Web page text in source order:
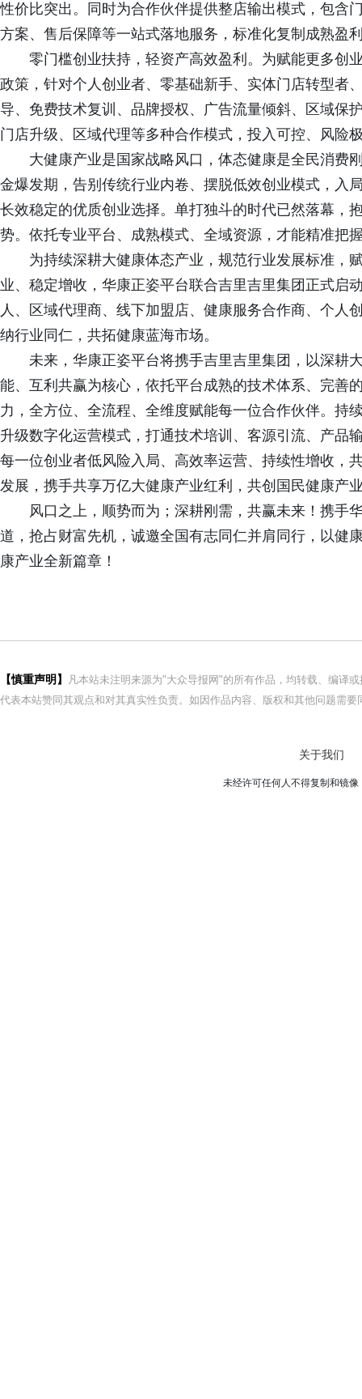
性价比突出。同时为合作伙伴提供整店输出模式，包含
方案、售后保障等一站式落地服务，标准化复制成熟盈
零门槛创业扶持，轻资产高效盈利。为赋能更多创
政策，针对个人创业者、零基础新手、实体门店转型者
导、免费技术复训、品牌授权、广告流量倾斜、区域保
门店升级、区域代理等多种合作模式，投入可控、风险
大健康产业是国家战略风口，体态健康是全民消费
金爆发期，告别传统行业内卷、摆脱低效创业模式，入
长效稳定的优质创业选择。单打独斗的时代已然落幕，
势。依托专业平台、成熟模式、全域资源，才能精准把
为持续深耕大健康体态产业，规范行业发展标准，
业、稳定增收，华康正姿平台联合吉里吉里集团正式启
人、区域代理商、线下加盟店、健康服务合作商、个人
纳行业同仁，共拓健康蓝海市场。
未来，华康正姿平台将携手吉里吉里集团，以深耕
能、互利共赢为核心，依托平台成熟的技术体系、完善
力，全方位、全流程、全维度赋能每一位合作伙伴。持
升级数字化运营模式，打通技术培训、客源引流、产品
每一位创业者低风险入局、高效率运营、持续性增收，
发展，携手共享万亿大健康产业红利，共创国民健康产
风口之上，顺势而为；深耕刚需，共赢未来！携手
道，抢占财富先机，诚邀全国有志同仁并肩同行，以健
康产业全新篇章！
【慎重声明】
凡本站未注明来源为"大众导报网"的所有作品，均转载、编译
代表本站赞同其观点和对其真实性负责。如因作品内容、版权和其他问题需
关于我们
未经许可任何人不得复制和镜